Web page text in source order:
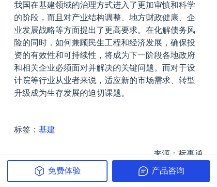
我国在基建领域的治理方式进入了更加审慎和科学
的阶段，而且对产业结构调整、地方财政健康、企
业发展战略等方面提出了更高要求。在化解债务风
险的同时，如何兼顾民生工程和经济发展，确保投
资的有效性和可持续性，将成为下一阶段各地政府
和相关企业必须面对并解决的关键问题。而对于设
计院等行业从业者来说，适应新的市场需求、转型
升级成为生存发展的迫切课题。
标签： 基建
来源：标事通
免费体验
产品咨询